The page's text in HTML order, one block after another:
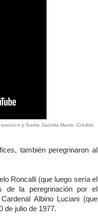
y Santa Jacinta Marto. Crédito
también peregrinaron al
Roncalli (que luego sería el
de la peregrinación por el
Albino Luciani (que
de julio de 1977.